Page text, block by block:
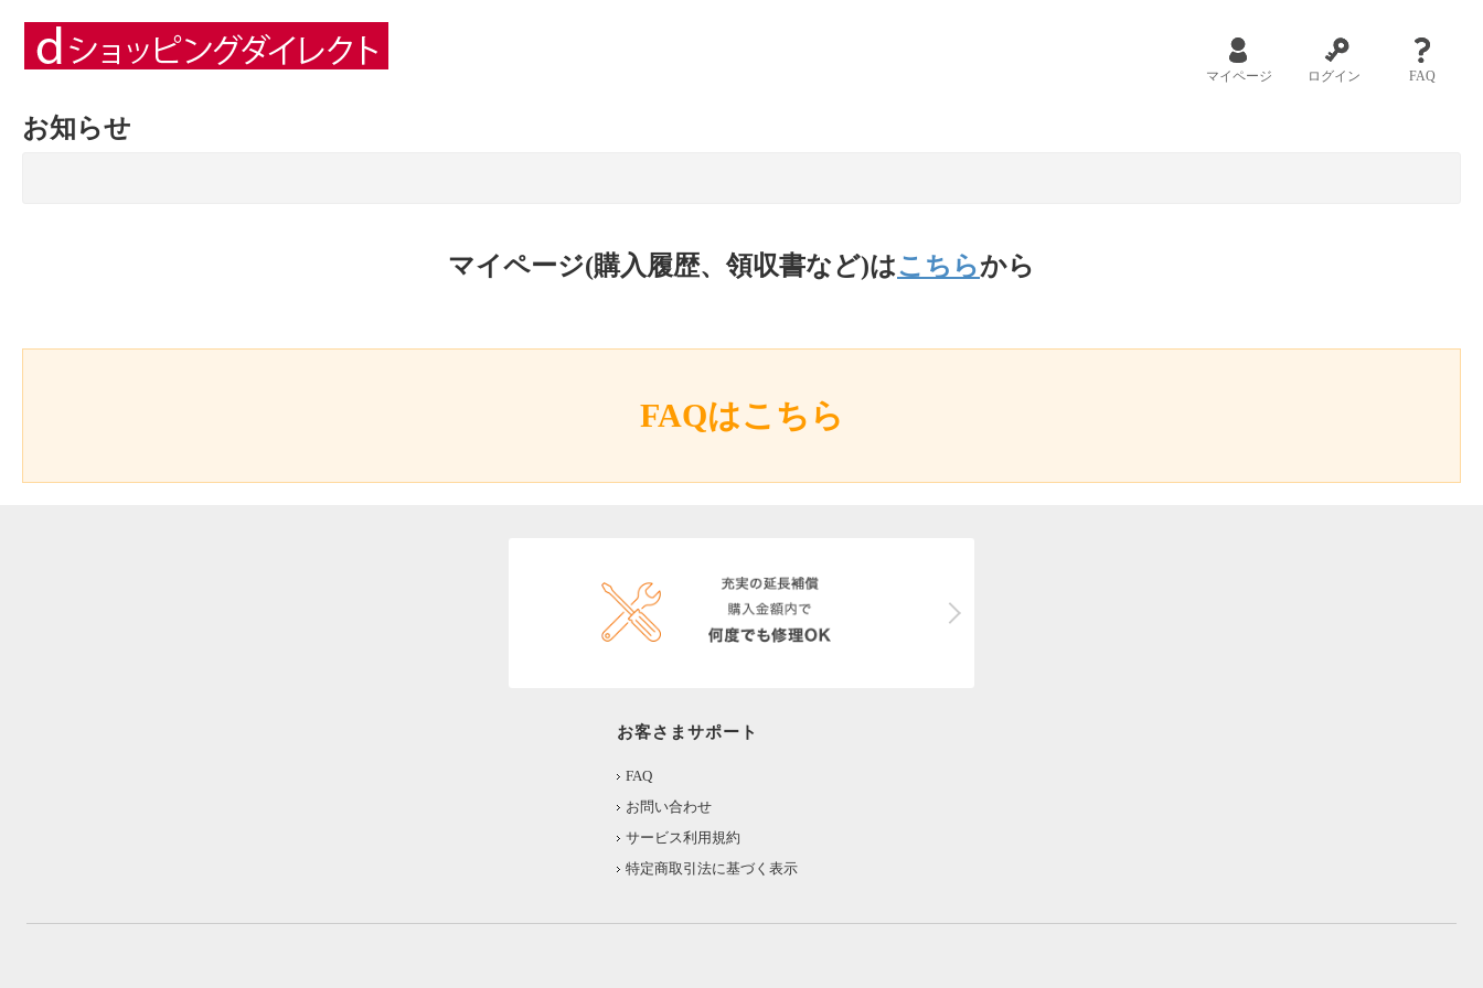
マイページ ログイン FAQ
お知らせ
マイページ(購入履歴、領収書など)はこちらから
FAQはこちら
お客さまサポート
FAQ
お問い合わせ
サービス利用規約
特定商取引法に基づく表示